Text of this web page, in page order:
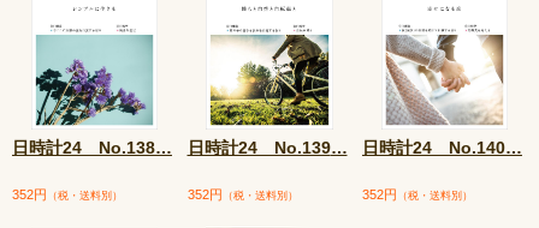
日時計24 No.138…
352円 （税・送料別）
日時計24 No.139…
352円 （税・送料別）
日時計24 No.140…
352円 （税・送料別）